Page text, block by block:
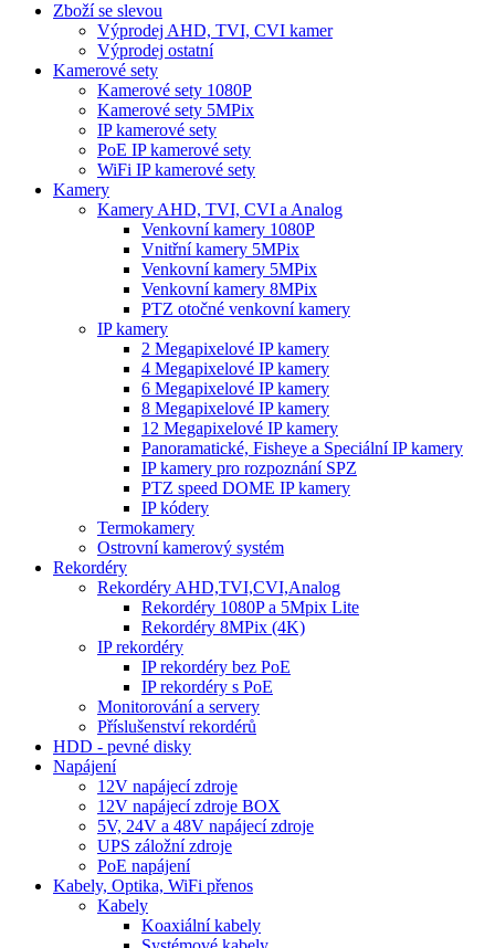
Zboží se slevou
Výprodej AHD, TVI, CVI kamer
Výprodej ostatní
Kamerové sety
Kamerové sety 1080P
Kamerové sety 5MPix
IP kamerové sety
PoE IP kamerové sety
WiFi IP kamerové sety
Kamery
Kamery AHD, TVI, CVI a Analog
Venkovní kamery 1080P
Vnitřní kamery 5MPix
Venkovní kamery 5MPix
Venkovní kamery 8MPix
PTZ otočné venkovní kamery
IP kamery
2 Megapixelové IP kamery
4 Megapixelové IP kamery
6 Megapixelové IP kamery
8 Megapixelové IP kamery
12 Megapixelové IP kamery
Panoramatické, Fisheye a Speciální IP kamery
IP kamery pro rozpoznání SPZ
PTZ speed DOME IP kamery
IP kódery
Termokamery
Ostrovní kamerový systém
Rekordéry
Rekordéry AHD,TVI,CVI,Analog
Rekordéry 1080P a 5Mpix Lite
Rekordéry 8MPix (4K)
IP rekordéry
IP rekordéry bez PoE
IP rekordéry s PoE
Monitorování a servery
Příslušenství rekordérů
HDD - pevné disky
Napájení
12V napájecí zdroje
12V napájecí zdroje BOX
5V, 24V a 48V napájecí zdroje
UPS záložní zdroje
PoE napájení
Kabely, Optika, WiFi přenos
Kabely
Koaxiální kabely